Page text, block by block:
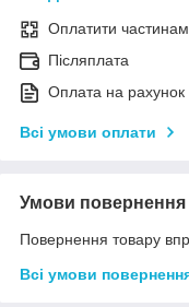
Оплатити
Післяплата
Оплата на рахунок
Всі умови оплати
Умови повернення
Повернення товару
Всі умови